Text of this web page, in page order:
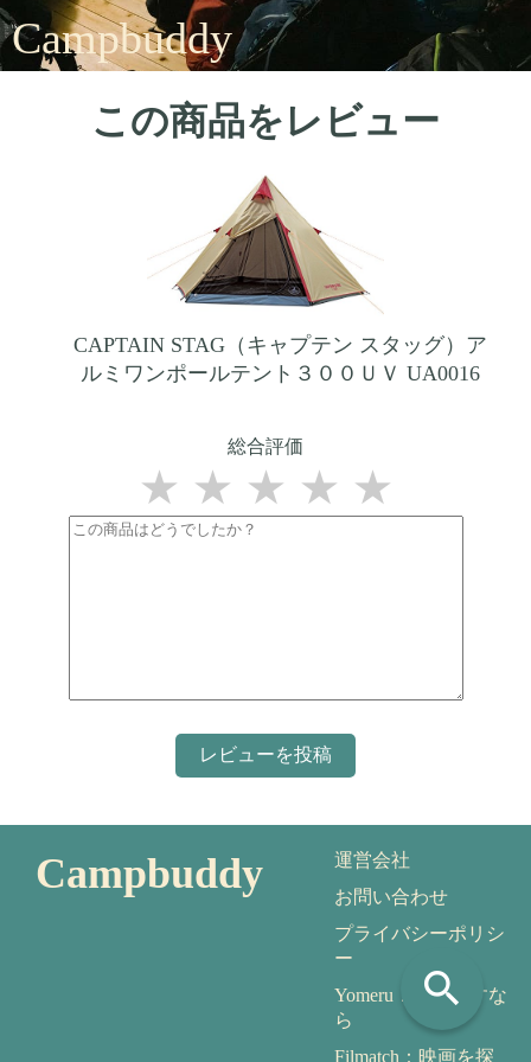
Campbuddy
この商品をレビュー
CAPTAIN STAG（キャプテン スタッグ）ア
ルミワンポールテント３００ＵＶ UA0016
総合評価
★
★
★
★
★
search
Campbuddy
運営会社
お問い合わせ
プライバシーポリシ
ー
Yomeru：本を探すな
ら
Filmatch：映画を探